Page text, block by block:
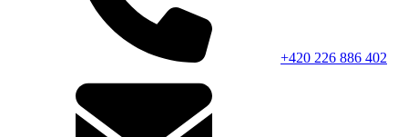
+420 226 886 402